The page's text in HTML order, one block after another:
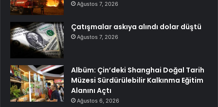
Ağustos 7, 2026
Çatışmalar askıya alındı dolar düştü
Ağustos 7, 2026
Albüm: Çin’deki Shanghai Doğal Tarih
Müzesi Sürdürülebilir Kalkınma Eğitim
Alanını Açtı
Ağustos 6, 2026